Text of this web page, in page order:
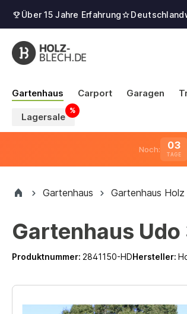
Über 15 Jahre Erfahrung
Gartenhaus Carport Garagen
Lagersale
Noch: 03
TAGE
Gartenhaus Gartenhaus Holz
Gartenhaus
Produktnummer: 2841150-HDHersteller: